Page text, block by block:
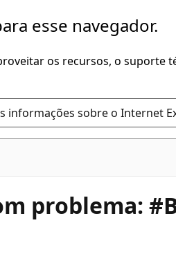
esse navegador.
os recursos, o suporte
informações sobre o Internet
problema: